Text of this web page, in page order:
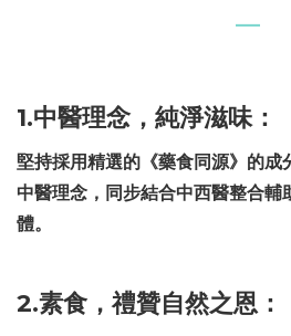
—
1.中醫理念，純淨滋味：
堅持採用精選的《藥食同源》的成
中醫理念，同步結合中西醫整合輔
體。
2.素食，禮贊自然之恩：